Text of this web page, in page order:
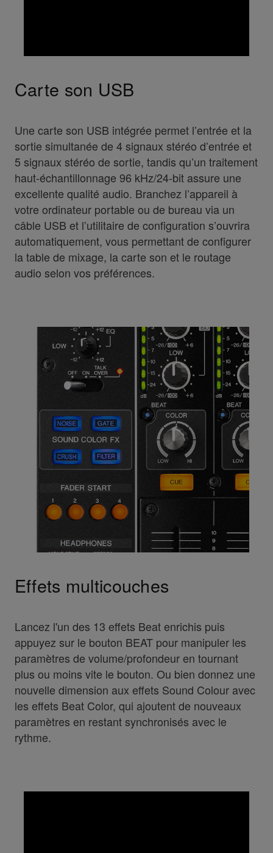
Carte son USB
Une carte son USB intégrée permet l’entrée et la
sortie simultanée de 4 signaux stéréo d’entrée et
5 signaux stéréo de sortie, tandis qu’un traitement
haut-échantillonnage 96 kHz/24-bit assure une
excellente qualité audio. Branchez l’appareil à
votre ordinateur portable ou de bureau via un
câble USB et l’utilitaire de configuration s’ouvrira
automatiquement, vous permettant de configurer
la table de mixage, la carte son et le routage
audio selon vos préférences.
Effets multicouches
Lancez l'un des 13 effets Beat enrichis puis
appuyez sur le bouton BEAT pour manipuler les
paramètres de volume/profondeur en tournant
plus ou moins vite le bouton. Ou bien donnez une
nouvelle dimension aux effets Sound Colour avec
les effets Beat Color, qui ajoutent de nouveaux
paramètres en restant synchronisés avec le
rythme.